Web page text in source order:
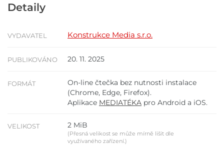
Detaily
VYDAVATEL Konstrukce Media s.r.o.
PUBLIKOVÁNO 20. 11. 2025
FORMÁT
On-line čtečka bez nutnosti instalace
(Chrome, Edge, Firefox).
Aplikace MEDIATÉKA pro Android a iOS.
VELIKOST 2 MiB
(Přesná velikost se může mírně lišit dle
využívaného zařízení.)